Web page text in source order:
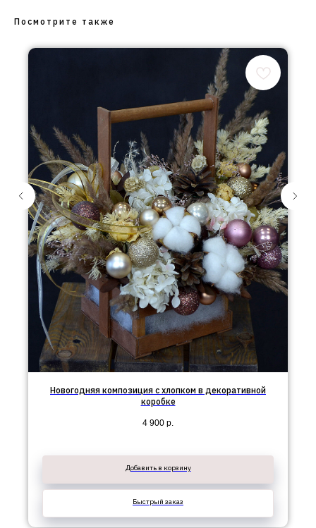
Посмотрите также
Новогодняя композиция с хлопком в декоративной
коробке
4 900 р.
Добавить в корзину
Быстрый заказ